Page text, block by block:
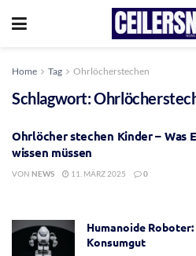
Home Tag Ohrlöcherstechen
Schlagwort:
Ohrlöcher stechen Kinder – Was
wissen müssen
VON NEWS 11. MÄRZ 2025 0
Humanoide
Konsumgut